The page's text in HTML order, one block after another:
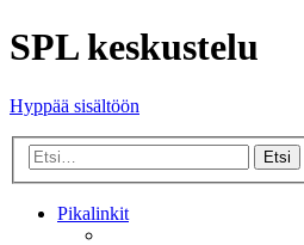
SPL keskustelu
Hyppää sisältöön
Etsi
Pikalinkit